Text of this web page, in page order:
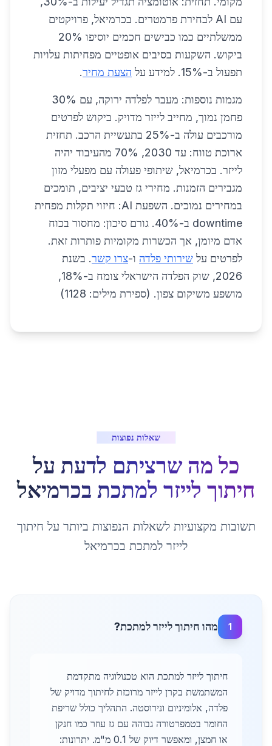
עם AI לבחירת פרמטרים. בכרמיאל, פרויקטים
ממשלתיים כמו כבישים חכמים יוסיפו 20%
ביקוש. השקעות בסיבים אופטיים מפחיתות עלויות
תפעול ב-15%. למידע על
הצעת מחיר.
מגמות נוספות: מעבר לפלדה ירוקה, עם 30%
פחמן נמוך, מחייב לייזר מדויק. ביקוש לפרטים
מורכבים עולה ב-25% בתעשיית הרכב. תחזית
ארוכת טווח: עד 2030, 70% מהעיבוד יהיה
לייזר. בכרמיאל, שיתופי פעולה עם מפעלי מזון
מגבירים הזמנות. מחירי גז טבעי יציבים, תומכים
במחירים נמוכים. השפעת AI: חיזוי תקלות מפחית
downtime ב-40%. גורם סיכון: מחסור בכוח
אדם מיומן, אך הכשרות מקומיות פותרות זאת.
לפרטים על שירותי פלדה ו-צרו קשר. בשנת
2026, שוק הפלדה הישראלי צומח ב-18%,
מושפע משיקום צפון. (ספירת מילים: 1128)
שאלות נפוצות
כל מה שרציתם לדעת על
חיתוך לייזר למתכת בכרמיאל
תשובות מקצועיות לשאלות הנפוצות ביותר על חיתוך
לייזר למתכת בכרמיאל
1 מהו חיתוך לייזר למתכת?
חיתוך לייזר למתכת הוא טכנולוגיה מתקדמת
המשתמשת בקרן לייזר מרוכזת לחיתוך מדויק של
פלדה, אלומיניום ונירוסטה. התהליך כולל שריפת
החומר בטמפרטורה גבוהה עם גז עוזר כמו חנקן
או חמצן, ומאפשר דיוק של 0.1 מ"מ. יתרונות: